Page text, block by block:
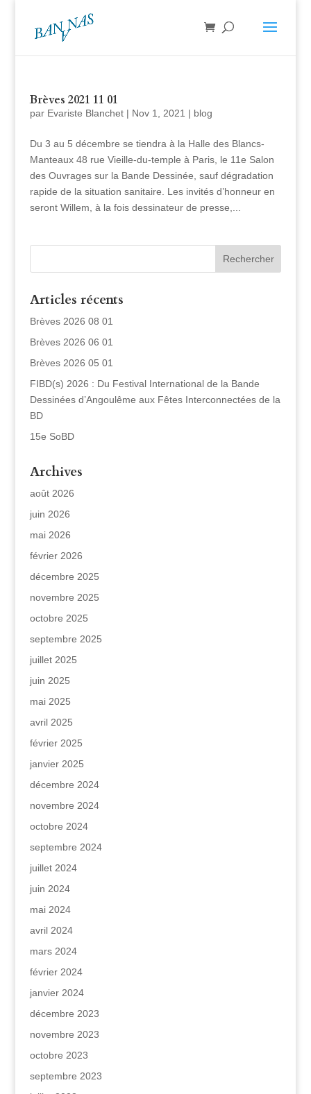
Brèves 2021 11 01
par Evariste Blanchet| Nov 1, 2021 | blog
Du 3 au 5 décembre se tiendra à la Halle des Blancs-
Manteaux 48 rue Vieille-du-temple à Paris, le 11e Salon
des Ouvrages sur la Bande Dessinée, sauf dégradation
rapide de la situation sanitaire. Les invités d’honneur en
seront Willem, à la fois dessinateur de presse,...
Articles récents
Brèves 2026 08 01
Brèves 2026 06 01
Brèves 2026 05 01
FIBD(s) 2026 : Du Festival International de la Bande
Dessinées d’Angoulême aux Fêtes Interconnectées de la
BD
15e SoBD
Archives
août 2026
juin 2026
mai 2026
février 2026
décembre 2025
novembre 2025
octobre 2025
septembre 2025
juillet 2025
juin 2025
mai 2025
avril 2025
février 2025
janvier 2025
décembre 2024
novembre 2024
octobre 2024
septembre 2024
juillet 2024
juin 2024
mai 2024
avril 2024
mars 2024
février 2024
janvier 2024
décembre 2023
novembre 2023
octobre 2023
septembre 2023